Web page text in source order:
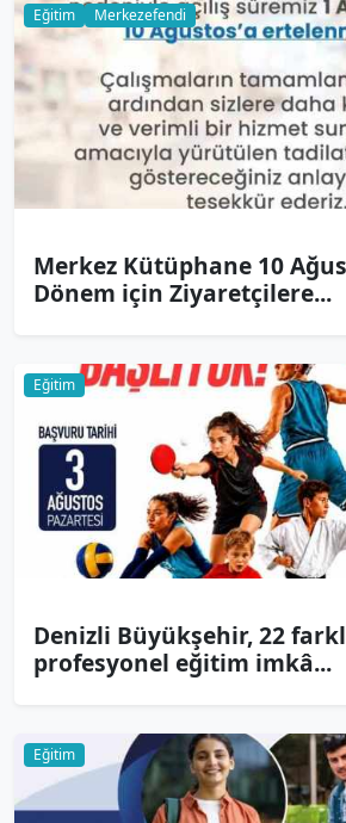
Eğitim Merkezefendi
Merkez Kütüphane 10
Dönem için Ziyaretçilere...
Eğitim
Denizli Büyükşehir, 22
profesyonel eğitim imkâ...
Eğitim